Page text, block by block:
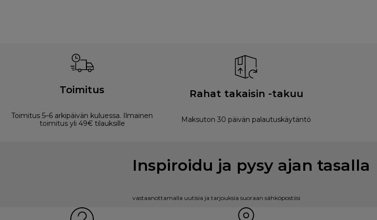
Toimitus
Toimitus 5–6 arkipäivän kuluessa. Ilmainen
toimitus yli 49€ tilauksille
Rahat takaisin -takuu
Maksuton 30 päivän palautuskäytäntö
Inspiroidu ja pysy ajan tasalla
vastaanottamalla uutisia ja tarjouksia suoraan sähköpostiisi